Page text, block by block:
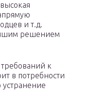
и т.д.
решением
к
в потребности
устранение